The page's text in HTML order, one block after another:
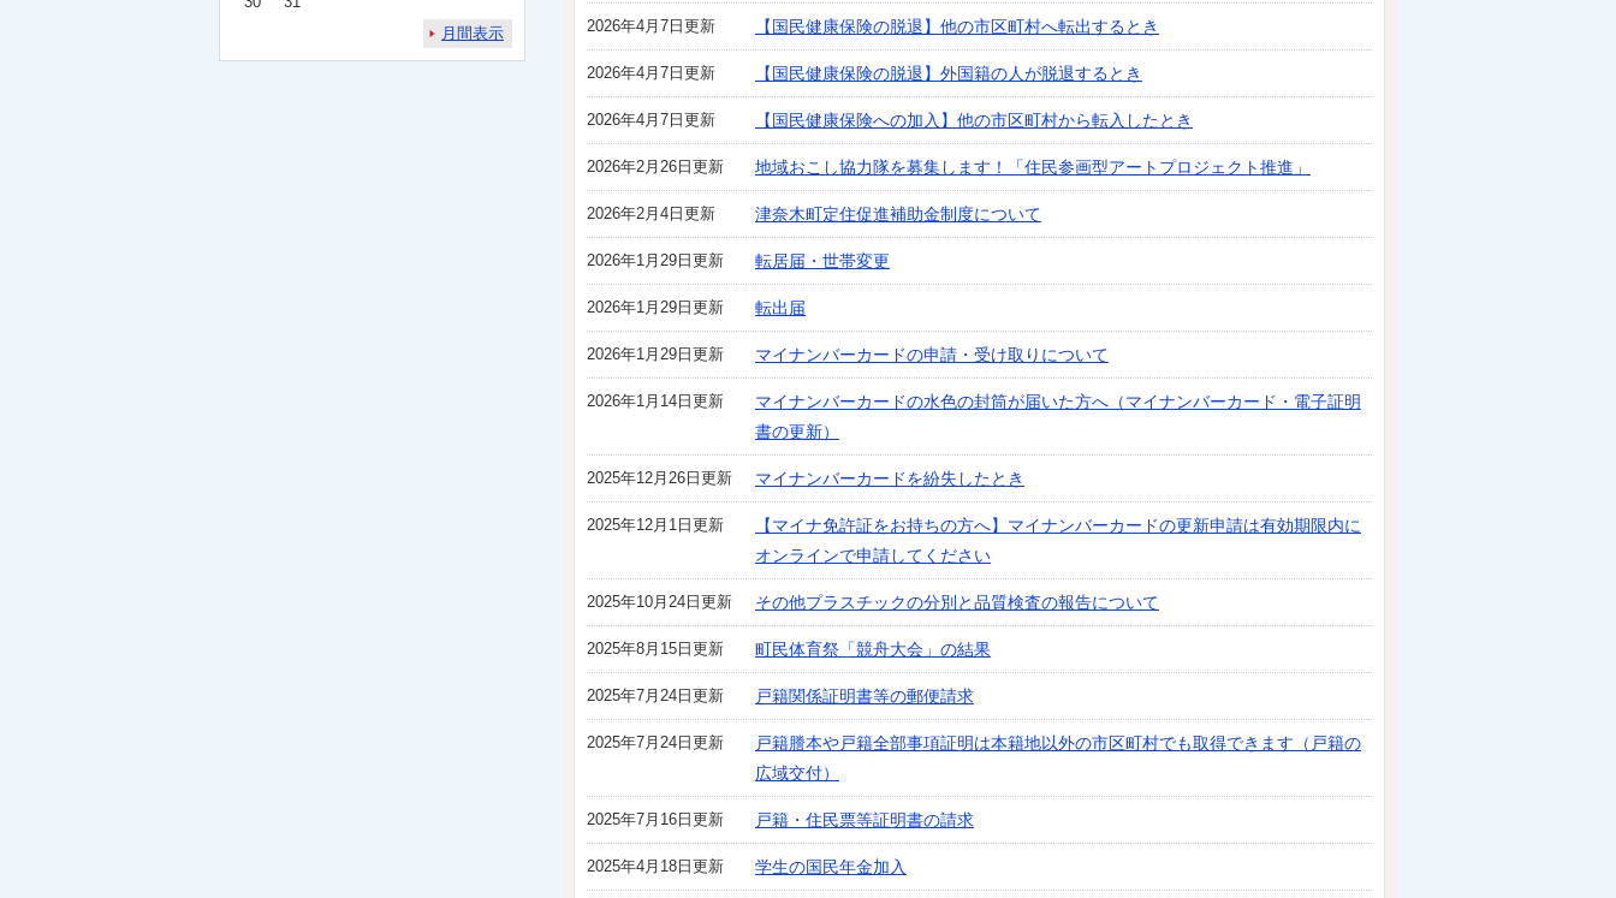
2026年4月7日更新 【国民健康保険の脱退】他の市区町村へ転出するとき
2026年4月7日更新 【国民健康保険の脱退】外国籍の人が脱退するとき
2026年4月7日更新 【国民健康保険への加入】他の市区町村から転入したとき
2026年2月26日更新 地域おこし協力隊を募集します！「住民参画型アートプロジェクト推進」
2026年2月4日更新 津奈木町定住促進補助金制度について
2026年1月29日更新 転居届・世帯変更
2026年1月29日更新 転出届
2026年1月29日更新 マイナンバーカードの申請・受け取りについて
2026年1月14日更新
マイナンバーカードの水色の封筒が届いた方へ（マイナンバーカード・電子証明
書の更新）
2025年12月26日更新 マイナンバーカードを紛失したとき
2025年12月1日更新
【マイナ免許証をお持ちの方へ】マイナンバーカードの更新申請は有効期限内に
オンラインで申請してください
2025年10月24日更新 その他プラスチックの分別と品質検査の報告について
2025年8月15日更新 町民体育祭「競舟大会」の結果
2025年7月24日更新 戸籍関係証明書等の郵便請求
2025年7月24日更新
戸籍謄本や戸籍全部事項証明は本籍地以外の市区町村でも取得できます（戸籍の
広域交付）
2025年7月16日更新 戸籍・住民票等証明書の請求
2025年4月18日更新 学生の国民年金加入
月間表示